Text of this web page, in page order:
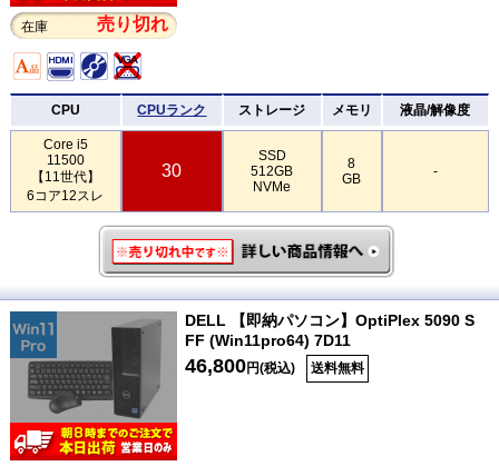
在庫 売り切れ
CPU CPUランク ストレージ メモリ 液晶/解像度
Core i5
11500
【11世代】
6コア12スレ
30
SSD
512GB
NVMe
8
GB
-
DELL 【即納パソコン】OptiPlex 5090 S
FF (Win11pro64) 7D11
46,800円(税込) 送料無料